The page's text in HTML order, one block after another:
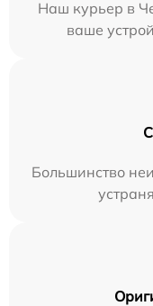
Наш курьер в
ваше
Большинство